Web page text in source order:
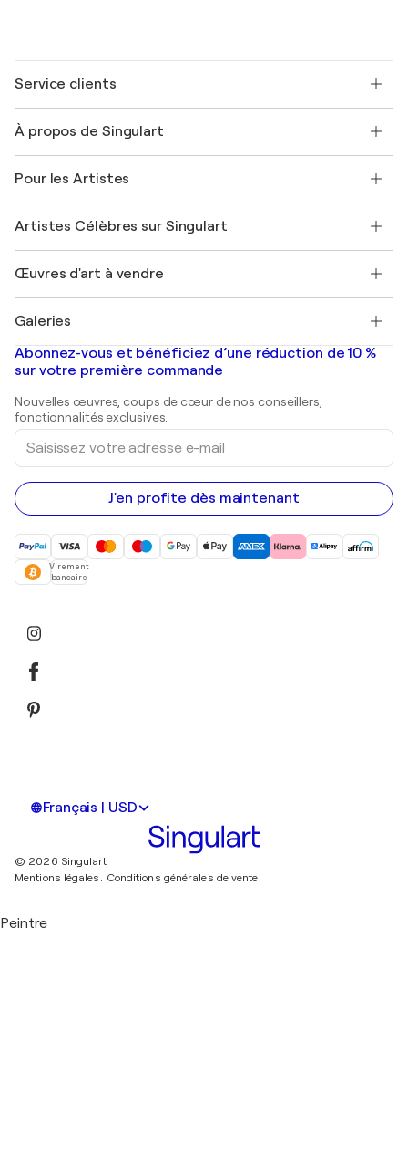
Service clients
Expédition
Offrir une carte cadeau
Rejoignez notre programme commercial
Mon compte
+33 1 76 44 06 42
À propos de Singulart
FAQ
Magazine Singulart
Emplois
Découvrez une sélection d'art original
Pour les Artistes
Se connecter en tant qu'Artiste
Artistes Célèbres sur Singulart
Marc Chagall
Banksy
Mr. Brainwash
Shepard Fairey
Œuvres d'art à vendre
Tableaux abstraits à vendre
Peintures de paysage
Estampes
Peintures acryliques
Galeries
Galeries d'art en France
Galeries d'art en Belgique
Abonnez-vous et bénéficiez d’une réduction de 10 %
sur votre première commande
Nouvelles œuvres, coups de cœur de nos conseillers,
fonctionnalités exclusives.
Saisissez
votre
adresse
e-
mail
J'en profite dès maintenant
Virement
bancaire
Français | USD
© 2026 Singulart
Mentions légales. Conditions générales de vente
Peintre